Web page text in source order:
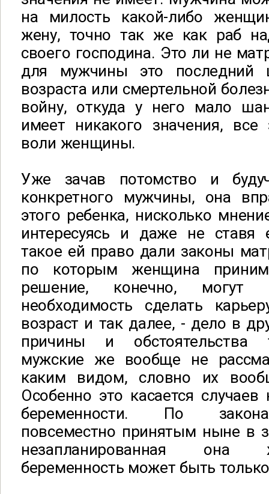
на милость какой-либо
жену, точно так же как раб
своего господина. Это ли не
для мужчины это
возраста или смертельной
войну, откуда у него мало
имеет никакого значения, все
воли женщины.
Уже зачав потомство и
конкретного мужчины, она
этого ребенка, нисколько
интересуясь и даже не ставя
такое ей право дали законы
по которым женщина
решение, конечно,
необходимость сделать
возраст и так далее, - дело в
причины и обстоятельства
мужские же вообще не
каким видом, словно их
Особенно это касается случаев
беременности. По
повсеместно принятым ныне в
незапланированная она
беременность может быть